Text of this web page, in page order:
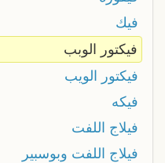
فيك
فيكتور الوبب
فيكتور الويب
فيكه
فيلاج اللفت
فيلاج اللفت وبوسبير